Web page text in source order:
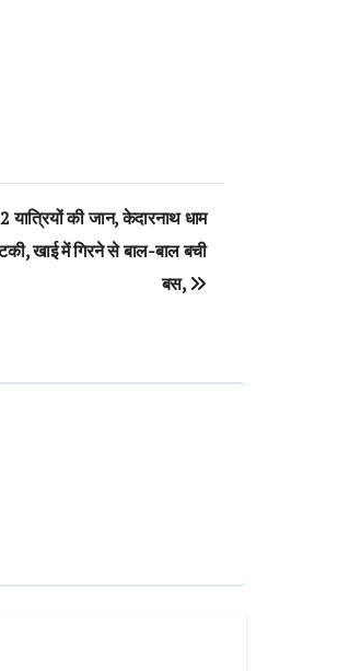
यात्रियों की जान, केदारनाथ धाम
खाई में गिरने से बाल-बाल बची
बस,